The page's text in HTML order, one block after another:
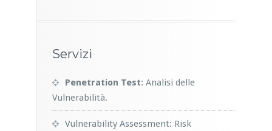
Servizi
Penetration Test: Analisi delle
Vulnerabilità.
Vulnerability Assessment: Risk